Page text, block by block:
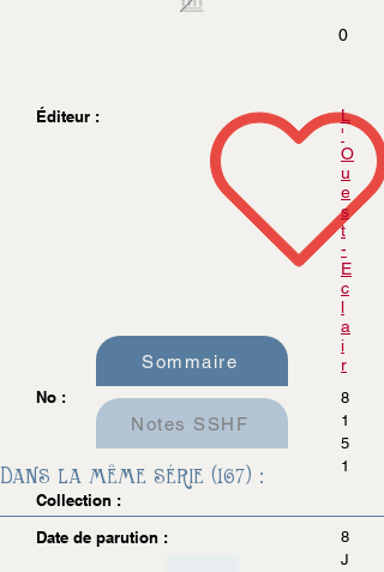
0
Éditeur :
L
'
O
u
e
s
t
-
E
c
l
a
i
r
No :
8
1
5
1
Collection :
Date de parution :
8
J
Sommaire
Notes SSHF
Dans la même série (167) :